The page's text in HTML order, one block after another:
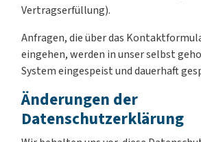
Vertragserfüllung).
Anfragen, die über das
eingehen, werden in unser selbst
System eingespeist und dauerhaft
Änderungen der
Datenschutzerklärung